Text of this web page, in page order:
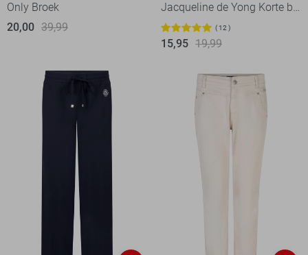
Only Broek
20,00 39,99
Jacqueline de Yong Korte broek
12
15,95 19,99